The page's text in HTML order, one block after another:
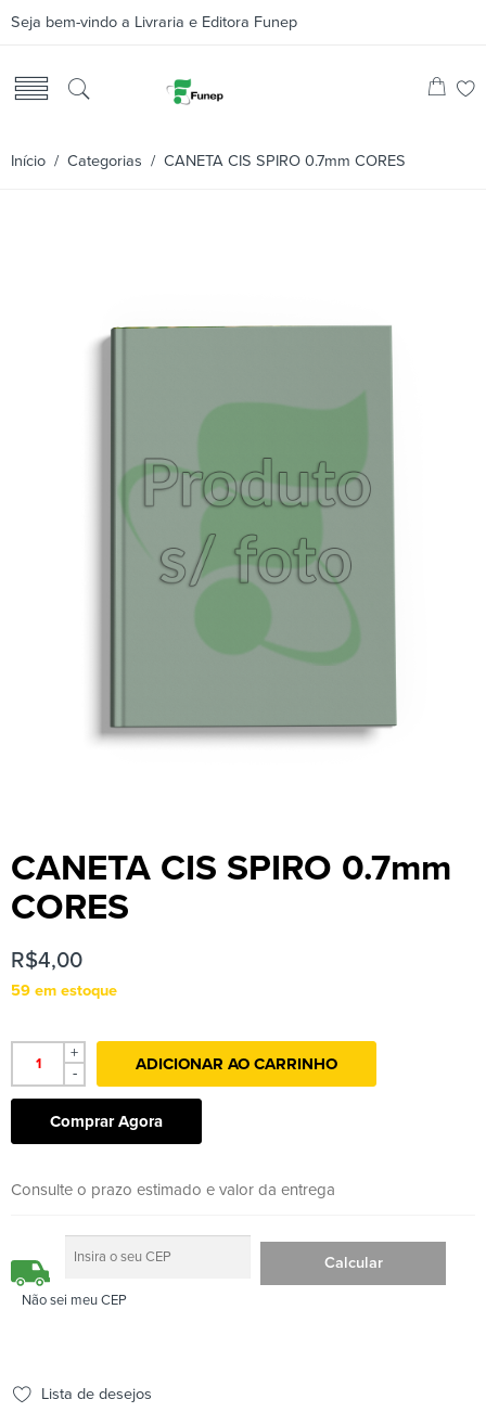
Seja bem-vindo a Livraria e Editora Funep
Início / Categorias / CANETA CIS SPIRO 0.7mm CORES
CANETA CIS SPIRO 0.7mm
CORES
R$4,00
59 em estoque
+
-
ADICIONAR AO CARRINHO
Comprar Agora
Consulte o prazo estimado e valor da entrega
Não sei meu CEP
Lista de desejos